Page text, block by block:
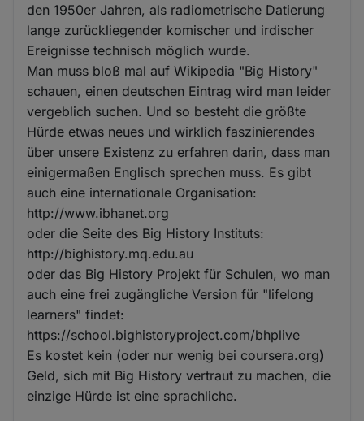
den 1950er Jahren, als radiometrische Datierung
lange zurückliegender komischer und irdischer
Ereignisse technisch möglich wurde.
Man muss bloß mal auf Wikipedia "Big History"
schauen, einen deutschen Eintrag wird man leider
vergeblich suchen. Und so besteht die größte
Hürde etwas neues und wirklich faszinierendes
über unsere Existenz zu erfahren darin, dass man
einigermaßen Englisch sprechen muss. Es gibt
auch eine internationale Organisation:
http://www.ibhanet.org
oder die Seite des Big History Instituts:
http://bighistory.mq.edu.au
oder das Big History Projekt für Schulen, wo man
auch eine frei zugängliche Version für "lifelong
learners" findet:
https://school.bighistoryproject.com/bhplive
Es kostet kein (oder nur wenig bei coursera.org)
Geld, sich mit Big History vertraut zu machen, die
einzige Hürde ist eine sprachliche.